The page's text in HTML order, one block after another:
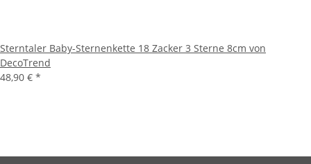
Sterntaler Baby-Sternenkette 18 Zacker 3 Sterne 8cm von
DecoTrend
48,90 € *